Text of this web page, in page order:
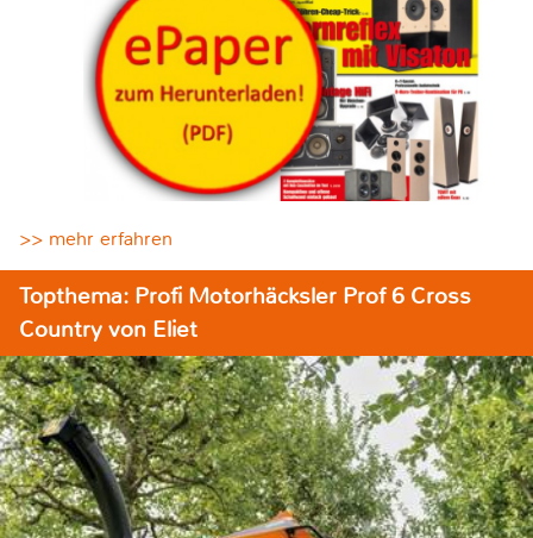
>> mehr erfahren
Topthema: Profi Motorhäcksler Prof 6 Cross
Country von Eliet